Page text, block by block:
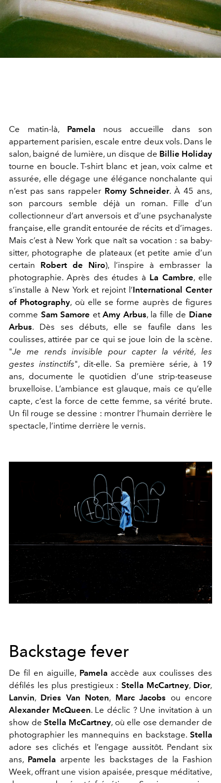
Ce matin-là, Pamela nous accueille dans son
appartement parisien, escale entre deux vols. Dans le
salon, baigné de lumière, un disque de Billie Holiday
tourne en boucle. T-shirt blanc et jean, voix calme et
assurée, elle dégage une élégance nonchalante qui
n’est pas sans rappeler Romy Schneider. À 45 ans,
son parcours semble déjà un roman. Fille d’un
collectionneur d’art anversois et d’une psychanalyste
française, elle grandit entourée de récits et d’images.
Mais c’est à New York que naît sa vocation : sa baby-
sitter, photographe de plateaux (et petite amie d’un
certain Robert de Niro), l’inspire à embrasser la
photographie. Après des études à La Cambre, elle
s’installe à New York et rejoint l’International Center
of Photography, où elle se forme auprès de figures
comme Sam Samore etAmy Arbus, la fille de Diane
Arbus. Dès ses débuts, elle se faufile dans les
coulisses, attirée par ce qui se joue loin de la scène.
"Je me rends invisible pour capter la vérité, les
gestes instinctifs", dit-elle. Sa première série, à 19
ans, documente le quotidien d’une strip-teaseuse
bruxelloise. L’ambiance est glauque, mais ce qu’elle
capte, c’est la force de cette femme, sa vérité brute.
Un fil rouge se dessine : montrer l’humain derrière le
spectacle, l’intime derrière le vernis.
Backstage fever
De fil en aiguille, Pamelaaccède aux coulisses des
défilés les plus prestigieux :Stella McCartney, Dior,
Lanvin, Dries Van Noten, Marc Jacobs ou encore
Alexander McQueen. Le déclic ? Une invitation à un
show deStella McCartney, où elle ose demander de
photographier les mannequins en backstage. Stella
adore ses clichés et l’engage aussitôt. Pendant six
ans, Pamela arpente les backstages de la Fashion
Week, offrant une vision apaisée, presque méditative,